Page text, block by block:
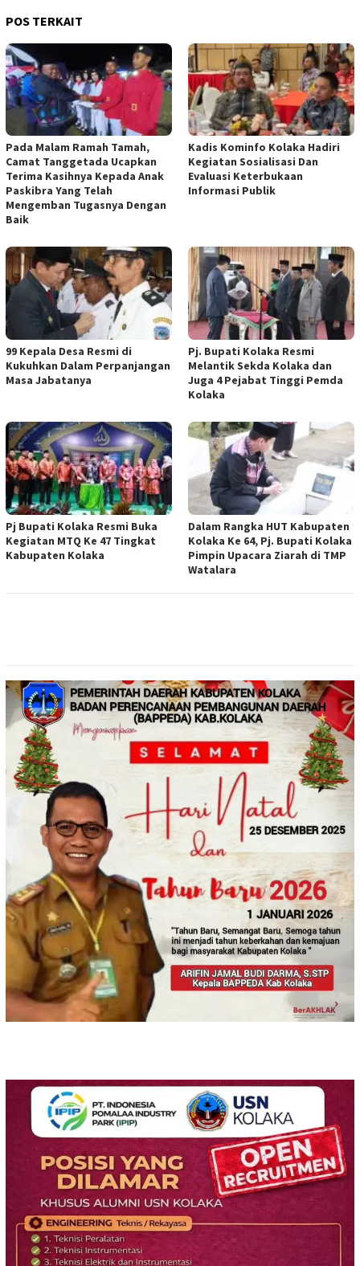
POS TERKAIT
Pada Malam Ramah Tamah,
Camat Tanggetada Ucapkan
Terima Kasihnya Kepada Anak
Paskibra Yang Telah
Mengemban Tugasnya Dengan
Baik
Kadis Kominfo Kolaka Hadiri
Kegiatan Sosialisasi Dan
Evaluasi Keterbukaan
Informasi Publik
99 Kepala Desa Resmi di
Kukuhkan Dalam Perpanjangan
Masa Jabatanya
Pj. Bupati Kolaka Resmi
Melantik Sekda Kolaka dan
Juga 4 Pejabat Tinggi Pemda
Kolaka
Pj Bupati Kolaka Resmi Buka
Kegiatan MTQ Ke 47 Tingkat
Kabupaten Kolaka
Dalam Rangka HUT Kabupaten
Kolaka Ke 64, Pj. Bupati Kolaka
Pimpin Upacara Ziarah di TMP
Watalara